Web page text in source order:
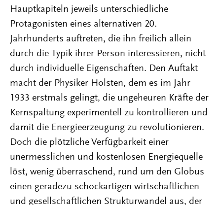
Hauptkapiteln jeweils unterschiedliche
Protagonisten eines alternativen 20.
Jahrhunderts auftreten, die ihn freilich allein
durch die Typik ihrer Person interessieren, nicht
durch individuelle Eigenschaften. Den Auftakt
macht der Physiker Holsten, dem es im Jahr
1933 erstmals gelingt, die ungeheuren Kräfte der
Kernspaltung experimentell zu kontrollieren und
damit die Energieerzeugung zu revolutionieren.
Doch die plötzliche Verfügbarkeit einer
unermesslichen und kostenlosen Energiequelle
löst, wenig überraschend, rund um den Globus
einen geradezu schockartigen wirtschaftlichen
und gesellschaftlichen Strukturwandel aus, der